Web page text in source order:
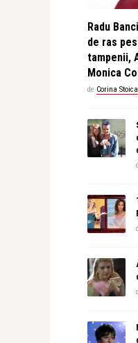
Radu
de ras
tampenii,
Monica
de Corina Stoica